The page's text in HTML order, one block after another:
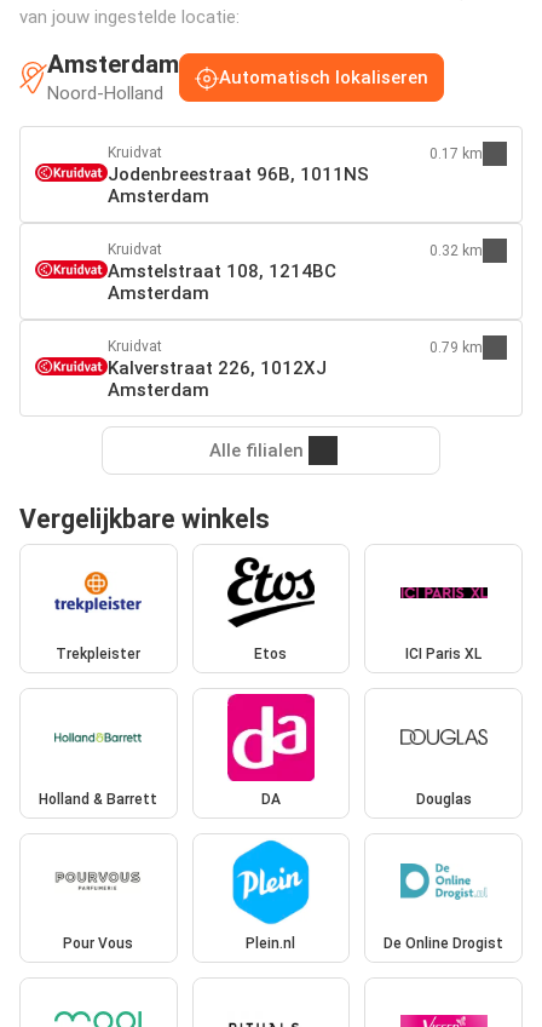
van jouw ingestelde locatie:
Amsterdam
Noord-Holland
Automatisch lokaliseren
Kruidvat
Jodenbreestraat 96B, 1011NS
Amsterdam
0.17 km
Kruidvat
Amstelstraat 108, 1214BC
Amsterdam
0.32 km
Kruidvat
Kalverstraat 226, 1012XJ
Amsterdam
0.79 km
Alle filialen
Vergelijkbare winkels
Trekpleister Etos ICI Paris XL
Holland & Barrett DA Douglas
Pour Vous Plein.nl De Online Drogist